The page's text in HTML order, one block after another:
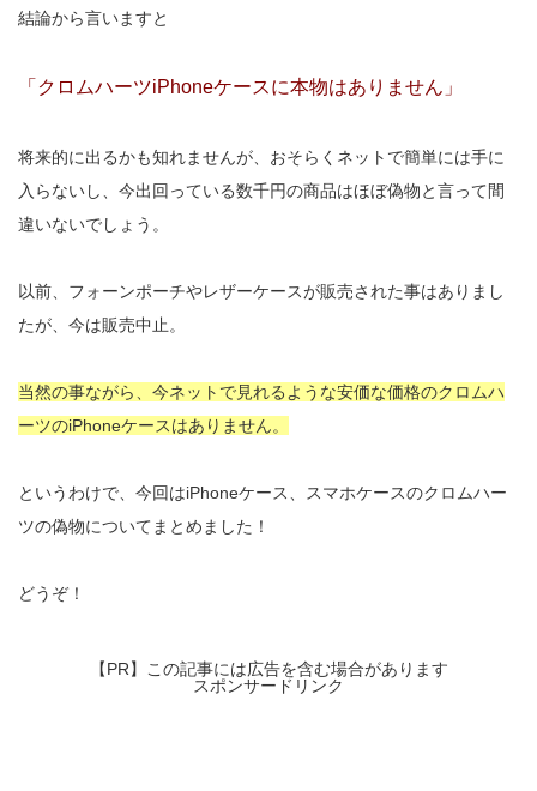
結論から言いますと
「クロムハーツiPhoneケースに本物はありません」
将来的に出るかも知れませんが、おそらくネットで簡単には手に
入らないし、今出回っている数千円の商品はほぼ偽物と言って間
違いないでしょう。
以前、フォーンポーチやレザーケースが販売された事はありまし
たが、今は販売中止。
当然の事ながら、今ネットで見れるような安価な価格のクロムハ
ーツのiPhoneケースはありません。
というわけで、今回はiPhoneケース、スマホケースのクロムハー
ツの偽物についてまとめました！
どうぞ！
【PR】この記事には広告を含む場合があります
スポンサードリンク